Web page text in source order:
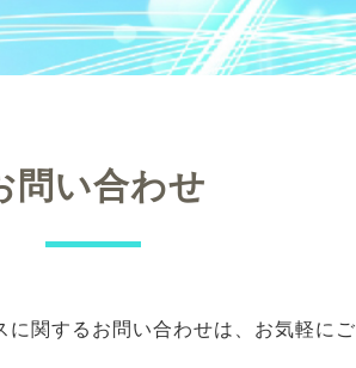
問い合わせ
に関するお問い合わせは、お気軽にご